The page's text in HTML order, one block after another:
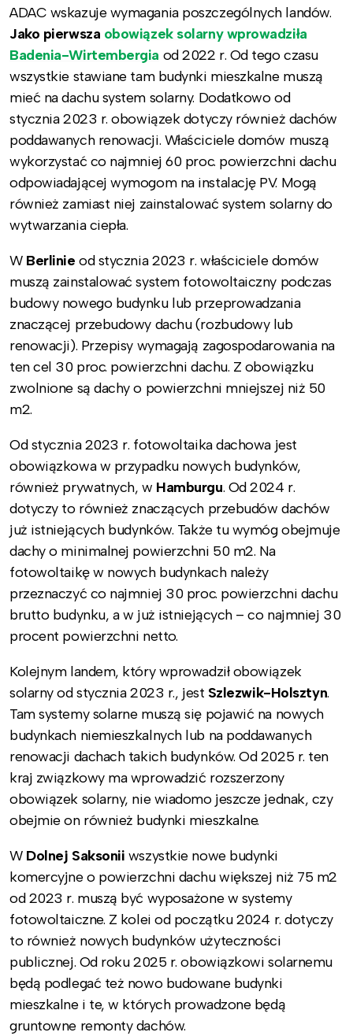
ADAC wskazuje wymagania poszczególnych landów.
Jako pierwsza obowiązek solarny wprowadziła
Badenia-Wirtembergia od 2022 r. Od tego czasu
wszystkie stawiane tam budynki mieszkalne muszą
mieć na dachu system solarny. Dodatkowo od
stycznia 2023 r. obowiązek dotyczy również dachów
poddawanych renowacji. Właściciele domów muszą
wykorzystać co najmniej 60 proc. powierzchni dachu
odpowiadającej wymogom na instalację PV. Mogą
również zamiast niej zainstalować system solarny do
wytwarzania ciepła.
W Berlinie od stycznia 2023 r. właściciele domów
muszą zainstalować system fotowoltaiczny podczas
budowy nowego budynku lub przeprowadzania
znaczącej przebudowy dachu (rozbudowy lub
renowacji). Przepisy wymagają zagospodarowania na
ten cel 30 proc. powierzchni dachu. Z obowiązku
zwolnione są dachy o powierzchni mniejszej niż 50
m2.
Od stycznia 2023 r. fotowoltaika dachowa jest
obowiązkowa w przypadku nowych budynków,
również prywatnych, w Hamburgu. Od 2024 r.
dotyczy to również znaczących przebudów dachów
już istniejących budynków. Także tu wymóg obejmuje
dachy o minimalnej powierzchni 50 m2. Na
fotowoltaikę w nowych budynkach należy
przeznaczyć co najmniej 30 proc. powierzchni dachu
brutto budynku, a w już istniejących – co najmniej 30
procent powierzchni netto.
Kolejnym landem, który wprowadził obowiązek
solarny od stycznia 2023 r., jest Szlezwik-Holsztyn.
Tam systemy solarne muszą się pojawić na nowych
budynkach niemieszkalnych lub na poddawanych
renowacji dachach takich budynków. Od 2025 r. ten
kraj związkowy ma wprowadzić rozszerzony
obowiązek solarny, nie wiadomo jeszcze jednak, czy
obejmie on również budynki mieszkalne.
W Dolnej Saksonii wszystkie nowe budynki
komercyjne o powierzchni dachu większej niż 75 m2
od 2023 r. muszą być wyposażone w systemy
fotowoltaiczne. Z kolei od początku 2024 r. dotyczy
to również nowych budynków użyteczności
publicznej. Od roku 2025 r. obowiązkowi solarnemu
będą podlegać też nowo budowane budynki
mieszkalne i te, w których prowadzone będą
gruntowne remonty dachów.